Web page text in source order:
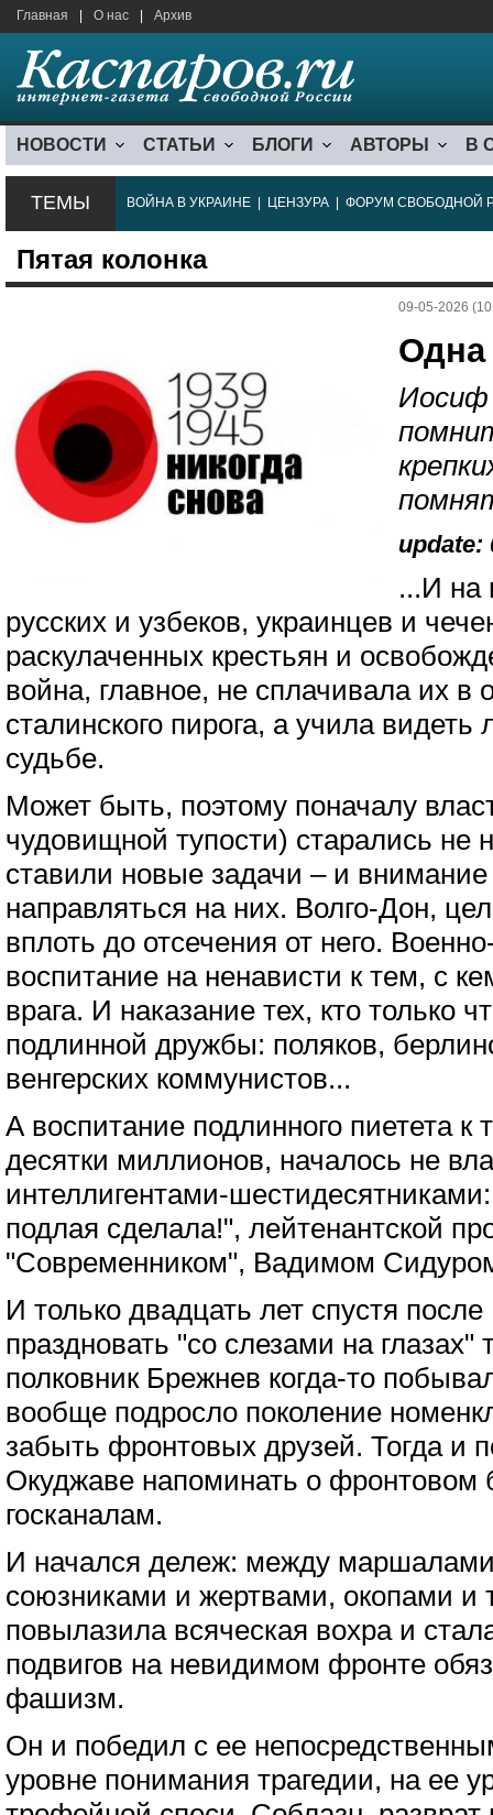
Главная О нас Архив
НОВОСТИ СТАТЬИ БЛОГИ АВТОРЫ В
ТЕМЫ ВОЙНА В УКРАИНЕ ЦЕНЗУРА ФОРУМ СВОБОДНОЙ
Пятая колонка
09-05-2026
Одна
Иосиф
update:
...И на
русских и узбеков, украинцев и
раскулаченных крестьян и
война, главное, не сплачивала их в
сталинского пирога, а учила
судьбе.
Может быть, поэтому поначалу
чудовищной тупости) старались не
ставили новые задачи – и
направляться на них. Волго-Дон,
вплоть до отсечения от него.
воспитание на ненависти к тем, с
врага. И наказание тех, кто только
подлинной дружбы: поляков,
венгерских коммунистов...
А воспитание подлинного пиетета к
десятки миллионов, началось не
интеллигентами-
подлая сделала!", лейтенантской
"Современником", Вадимом
И только двадцать лет спустя
праздновать "со слезами на глазах"
полковник Брежнев когда-то
вообще подросло поколение
забыть фронтовых друзей. Тогда и
Окуджаве напоминать о фронтовом
госканалам.
И начался дележ: между
союзниками и жертвами, окопами и
повылазила всяческая вохра и
подвигов на невидимом фронте
фашизм.
Он и победил с ее
уровне понимания трагедии, на ее